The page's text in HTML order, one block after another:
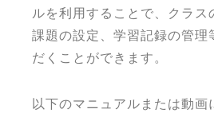
ルを利用することで、クラス
課題の設定、学習記録の管理
だくことができます。
以下のマニュアルまたは動